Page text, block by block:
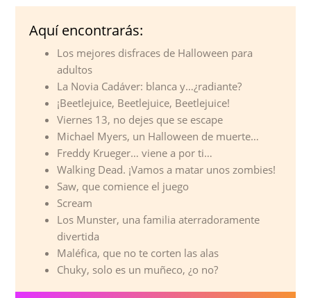
Aquí encontrarás:
Los mejores disfraces de Halloween para
adultos
La Novia Cadáver: blanca y…¿radiante?
¡Beetlejuice, Beetlejuice, Beetlejuice!
Viernes 13, no dejes que se escape
Michael Myers, un Halloween de muerte…
Freddy Krueger… viene a por ti…
Walking Dead. ¡Vamos a matar unos zombies!
Saw, que comience el juego
Scream
Los Munster, una familia aterradoramente
divertida
Maléfica, que no te corten las alas
Chuky, solo es un muñeco, ¿o no?